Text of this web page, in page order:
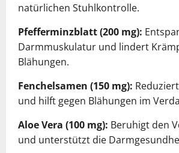
natürlichen Stuhlkontrolle.
Pfefferminzblatt (200 mg):
Darmmuskulatur und lindert
Blähungen.
Fenchelsamen (150 mg):
und hilft gegen Blähungen im
Aloe Vera (100 mg): Beruhigt den
und unterstützt die